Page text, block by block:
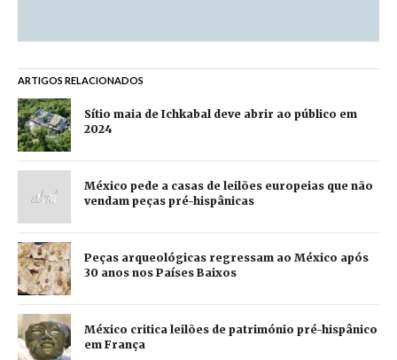
ARTIGOS RELACIONADOS
Sítio maia de Ichkabal deve abrir ao público em
2024
México pede a casas de leilões europeias que não
vendam peças pré-hispânicas
Peças arqueológicas regressam ao México após
30 anos nos Países Baixos
México critica leilões de património pré-hispânico
em França